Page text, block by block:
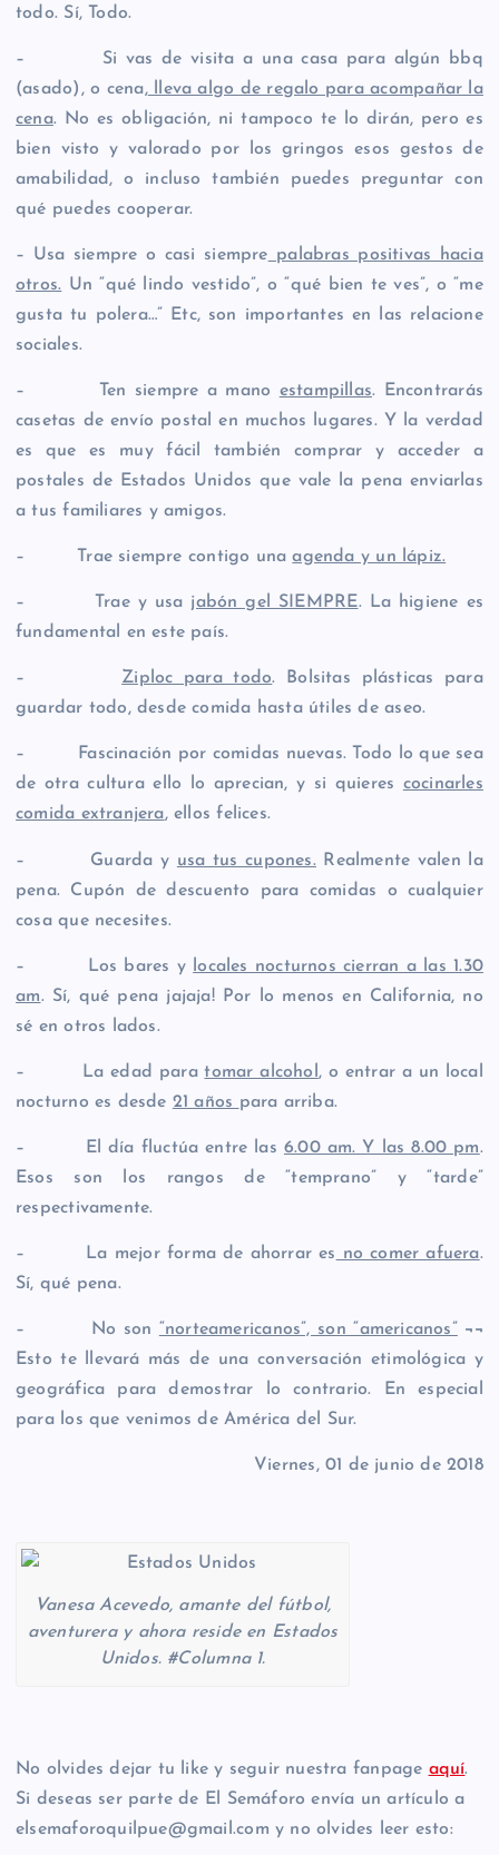
todo. Sí, Todo.
– Si vas de visita a una casa para algún bbq
(asado), o cena,lleva algo de regalo para acompañar la
cena. No es obligación, ni tampoco te lo dirán, pero es
bien visto y valorado por los gringos esos gestos de
amabilidad, o incluso también puedes preguntar con
qué puedes cooperar.
– Usa siempre o casi siempre palabras positivas hacia
otros. Un “qué lindo vestido”, o “qué bien te ves”, o “me
gusta tu polera…” Etc, son importantes en las relacione
sociales.
– Ten siempre a mano estampillas. Encontrarás
casetas de envío postal en muchos lugares. Y la verdad
es que es muy fácil también comprar y acceder a
postales de Estados Unidos que vale la pena enviarlas
a tus familiares y amigos.
– Trae siempre contigo unaagenda y un lápiz.
– Trae y usa jabón gel SIEMPRE. La higiene es
fundamental en este país.
– Ziploc para todo. Bolsitas plásticas para
guardar todo, desde comida hasta útiles de aseo.
– Fascinación por comidas nuevas. Todo lo que sea
de otra cultura ello lo aprecian, y si quieres cocinarles
comida extranjera, ellos felices.
– Guarda y usa tus cupones. Realmente valen la
pena. Cupón de descuento para comidas o cualquier
cosa que necesites.
– Los bares y
locales nocturnos cierran a las 1.30
am. Sí, qué pena jajaja! Por lo menos en California, no
sé en otros lados.
– La edad paratomar alcohol , o entrar a un local
nocturno es desde 21 años para arriba.
– El día fluctúa entre las 6.00 am. Y las 8.00 pm.
Esos son los rangos de “temprano” y “tarde”
respectivamente.
– La mejor forma de ahorrar es no comer afuera.
Sí, qué pena.
– No son “norteamericanos”, son “americanos” ¬¬
Esto te llevará más de una conversación etimológica y
geográfica para demostrar lo contrario. En especial
para los que venimos de América del Sur.
Viernes, 01 de junio de 2018
Vanesa Acevedo, amante del fútbol,
aventurera y ahora reside en Estados
Unidos. #Columna 1.
No olvides dejar tu like y seguir nuestra fanpage aquí.
Si deseas ser parte de El Semáforo envía un artículo a
elsemaforoquilpue@gmail.com y no olvides leer esto: